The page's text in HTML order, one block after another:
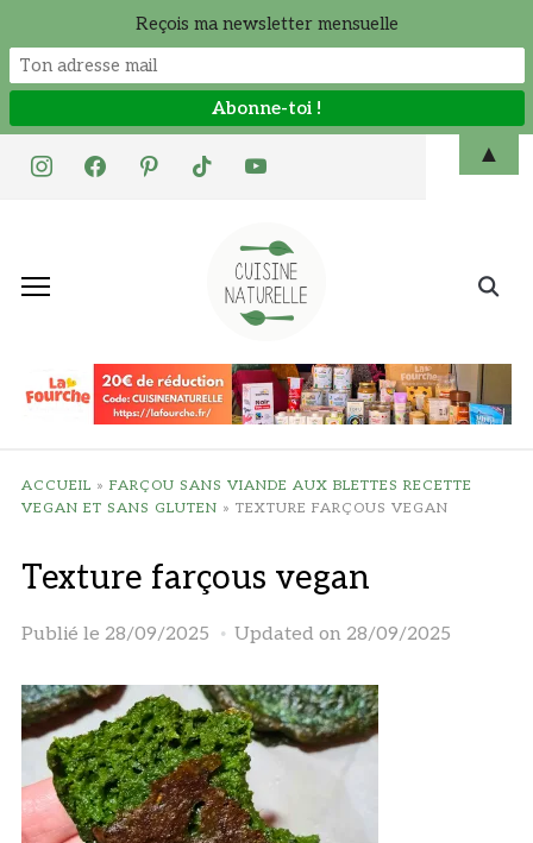
instagramfacebookpinteresttiktok youtube
Search
ACCUEIL » FARÇOU SANS VIANDE AUX BLETTES RECETTE
VEGAN ET SANS GLUTEN » TEXTURE FARÇOUS VEGAN
Texture farçous vegan
Publié le 28/09/2025 Updated on 28/09/2025
Reçois ma newsletter mensuelle
▲